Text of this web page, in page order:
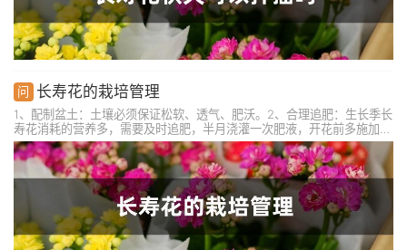
长寿花的栽培管理
1、配制盆土：土壤必须保证松软、透气、肥沃。2、合理追肥：生长季长
寿花消耗的营养多，需要及时追肥，半月浇灌一次肥液，开花前多施加磷
钾肥。3、适量浇水：发现土壤干再浇水，浇透即可，严禁积水。4、光
照充足：除了夏季午后的光照需遮挡外，其他时间都可晒全日照。5、温
度适宜：最好控温在21-26℃之间。